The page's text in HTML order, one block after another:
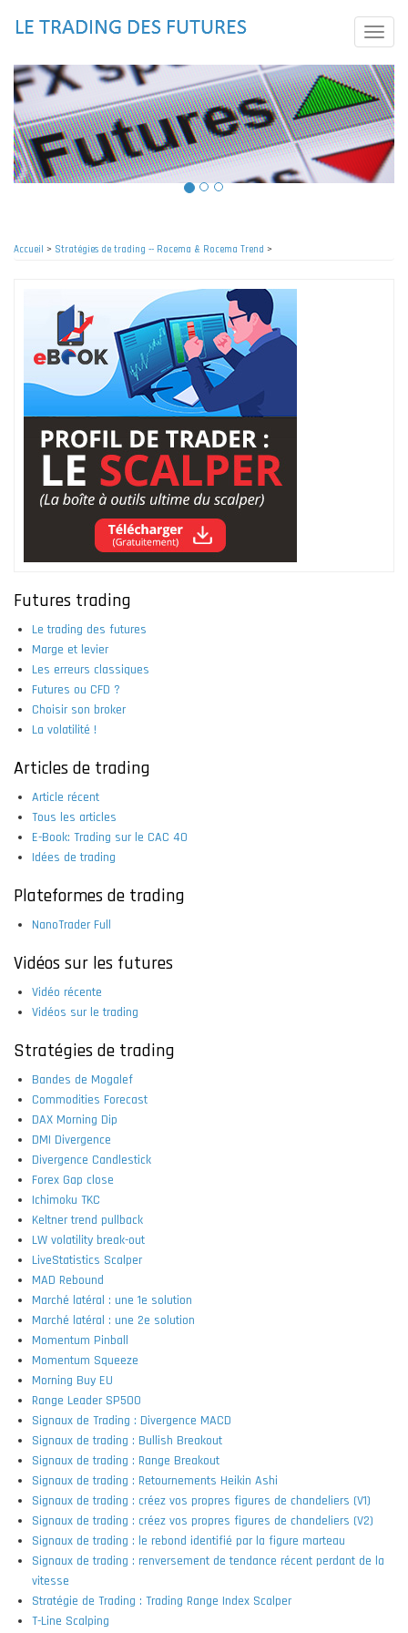
principal
Toggle
Accueil > Stratégies de trading -- Rocema & Rocema Trend >
Futures trading
Le trading des futures
Marge et levier
Les erreurs classiques
Futures ou CFD ?
Choisir son broker
La volatilité !
Articles de trading
Article récent
Tous les articles
E-Book: Trading sur le CAC 40
Idées de trading
Plateformes de trading
NanoTrader Full
Vidéos sur les futures
Vidéo récente
Vidéos sur le trading
Stratégies de trading
Bandes de Mogalef
Commodities Forecast
DAX Morning Dip
DMI Divergence
Divergence Candlestick
Forex Gap close
Ichimoku TKC
Keltner trend pullback
LW volatility break-out
LiveStatistics Scalper
MAD Rebound
Marché latéral : une 1e solution
Marché latéral : une 2e solution
Momentum Pinball
Momentum Squeeze
Morning Buy EU
Range Leader SP500
Signaux de Trading : Divergence MACD
Signaux de trading : Bullish Breakout
Signaux de trading : Range Breakout
Signaux de trading : Retournements Heikin Ashi
Signaux de trading : créez vos propres figures de chandeliers (V1)
Signaux de trading : créez vos propres figures de chandeliers (V2)
Signaux de trading : le rebond identifié par la figure marteau
Signaux de trading : renversement de tendance récent perdant de la
vitesse
Stratégie de Trading : Trading Range Index Scalper
T-Line Scalping